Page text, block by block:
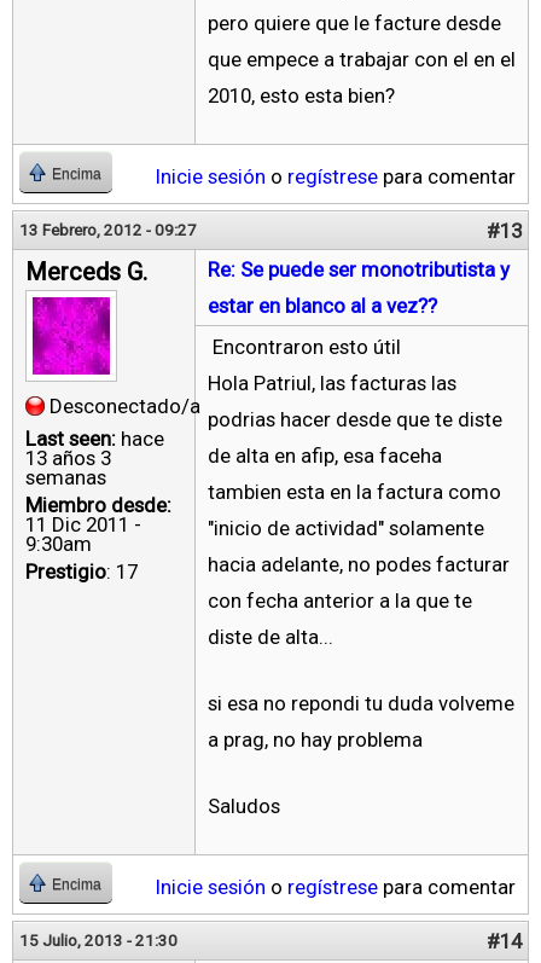
pero quiere que le facture desde
que empece a trabajar con el en el
2010, esto esta bien?
Encima Inicie sesión o regístrese para comentar
13 Febrero, 2012 - 09:27 #13
Merceds G.
Desconectado/a
Last seen: hace
13 años 3
semanas
Miembro desde:
11 Dic 2011 -
9:30am
Prestigio: 17
Re: Se puede ser monotributista y
estar en blanco al a vez??
Encontraron esto útil
Hola Patriul, las facturas las
podrias hacer desde que te diste
de alta en afip, esa faceha
tambien esta en la factura como
"inicio de actividad" solamente
hacia adelante, no podes facturar
con fecha anterior a la que te
diste de alta...
si esa no repondi tu duda volveme
a prag, no hay problema
Saludos
Encima Inicie sesión o regístrese para comentar
15 Julio, 2013 - 21:30 #14